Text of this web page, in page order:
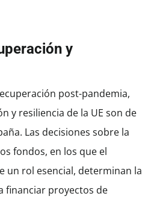
y
post-pandemia,
y resiliencia de la UE son de
Las decisiones sobre la
fondos, en los que el
un rol esencial, determinan la
financiar proyectos de